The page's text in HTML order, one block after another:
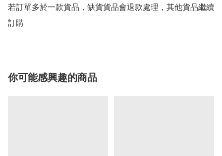
若訂單多於一款貨品，缺貨貨品會退款處理，其他貨品繼續
你可能感興趣的商品